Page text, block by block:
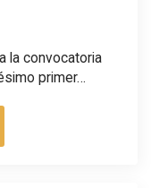
la convocatoria
primer…